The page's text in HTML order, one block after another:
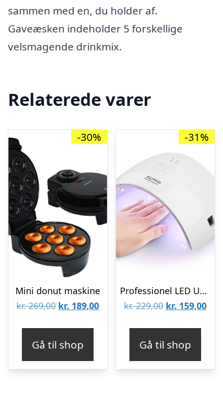
sammen med en, du holder af.
Gaveæsken indeholder 5 forskellige
velsmagende drinkmix.
Relaterede varer
-30%
Mini donut maskine
kr.269,00 Den
kr. 269,00.
kr. 189,00Den
kr. 189,00.
Gå til shop
-31%
Professionel LED UV Neglelampe
kr.229,00 Den
kr. 229,00.
kr. 159,00Den
kr.
Gå til shop